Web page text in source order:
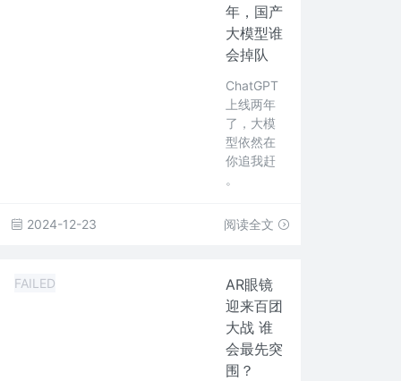
年，国产
大模型谁
会掉队
ChatGPT
上线两年
了，大模
型依然在
你追我赶
。
2024-12-23 阅读全文
FAILED
AR眼镜
迎来百团
大战 谁
会最先突
围？